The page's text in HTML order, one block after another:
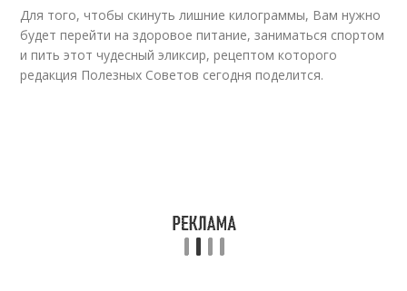
Для того, чтобы скинуть лишние килограммы, Вам нужно
будет перейти на здоровое питание, заниматься спортом
и пить этот чудесный эликсир, рецептом которого
редакция Полезных Советов сегодня поделится.